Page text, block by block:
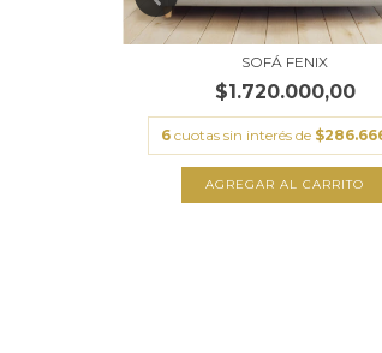
SOFÁ FENIX
$1.720.000,00
6 cuotas sin interés de